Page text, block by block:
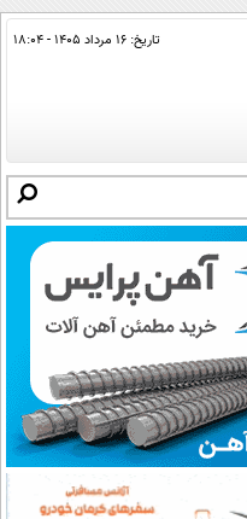
تاریخ: ۱۶ مرداد ۱۴۰۵ - ۱۸:۰۴